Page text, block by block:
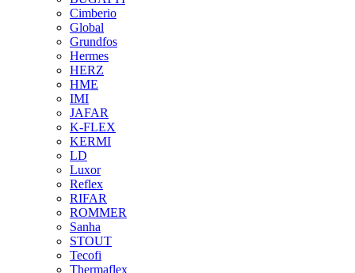
Cimberio
Global
Grundfos
Hermes
HERZ
HME
IMI
JAFAR
K-FLEX
KERMI
LD
Luxor
Reflex
RIFAR
ROMMER
Sanha
STOUT
Tecofi
Thermaflex